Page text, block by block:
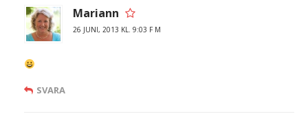
Mariann
26 JUNI, 2013 KL. 9:03 F M
SVARA